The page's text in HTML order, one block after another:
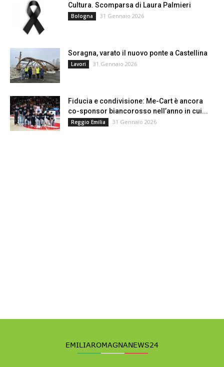
Cultura. Scomparsa di Laura Palmieri
Bologna 31 Gennaio 2026
Soragna, varato il nuovo ponte a Castellina
Lavori 31 Gennaio 2026
Fiducia e condivisione: Me-Cart è ancora
co-sponsor biancorosso nell’anno in cui...
Reggio Emilia 31 Gennaio 2026